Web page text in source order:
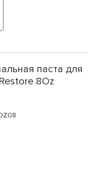
паста для
8Oz